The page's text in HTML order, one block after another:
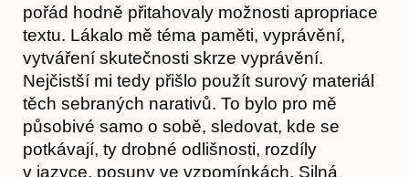
Hostcast
pořád hodně přitahovaly možnosti apropriace
textu. Lákalo mě téma paměti, vyprávění,
vytváření skutečnosti skrze vyprávění.
Nejčistší mi tedy přišlo použít surový materiál
těch sebraných narativů. To bylo pro mě
působivé samo o sobě, sledovat, kde se
potkávají, ty drobné odlišnosti, rozdíly
v jazyce, posuny ve vzpomínkách. Silná